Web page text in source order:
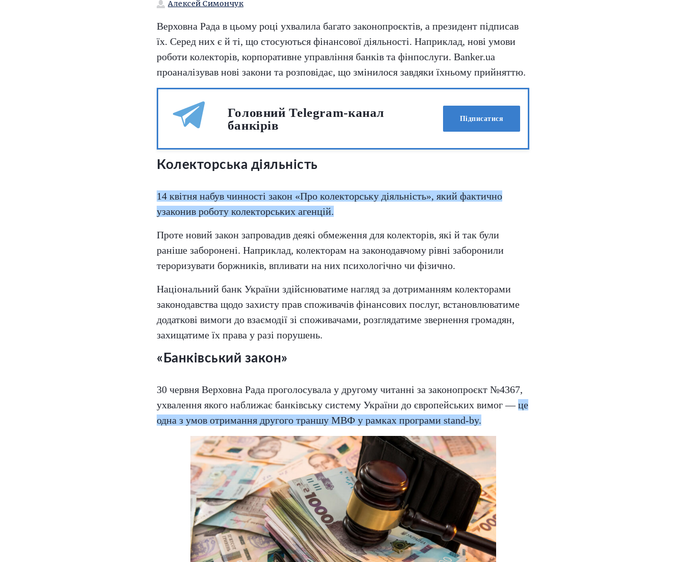
Алексей Симончук
Верховна Рада в цьому році ухвалила багато законопроєктів, а президент підписав
їх. Серед них є й ті, що стосуються фінансової діяльності. Наприклад, нові умови
роботи колекторів, корпоративне управління банків та фінпослуги. Banker.ua
проаналізував нові закони та розповідає, що змінилося завдяки їхньому прийняттю.
Головний Telegram-канал
банкірів
Підписатися
Колекторська діяльність
14 квітня набув чинності закон «Про колекторську діяльність», який фактично
узаконив роботу колекторських агенцій.
Проте новий закон запровадив деякі обмеження для колекторів, які й так були
раніше заборонені. Наприклад, колекторам на законодавчому рівні заборонили
тероризувати боржників, впливати на них психологічно чи фізично.
Національний банк України здійснюватиме нагляд за дотриманням колекторами
законодавства щодо захисту прав споживачів фінансових послуг, встановлюватиме
додаткові вимоги до взаємодії зі споживачами, розглядатиме звернення громадян,
захищатиме їх права у разі порушень.
«Банківський закон»
30 червня Верховна Рада проголосувала у другому читанні за законопроєкт №4367,
ухвалення якого наближає банківську систему України до європейських вимог —це
одна з умов отримання другого траншу МВФ у рамках програми stand-by.